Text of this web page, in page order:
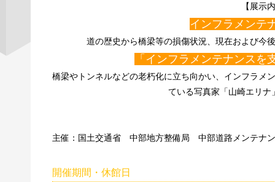
【展示
インフラメンテ
道の歴史から橋梁等の損傷状況、現在および今
「インフラメンテナンス
橋梁やトンネルなどの老朽化に立ち向かい、インフラメ
ている写真家「山崎エリ
主催：国土交通省 中部地方整備局 中部道路メンテナ
開催期間・休館日